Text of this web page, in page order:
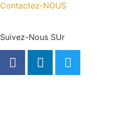
Contactez-NOUS
Suivez-Nous SUr